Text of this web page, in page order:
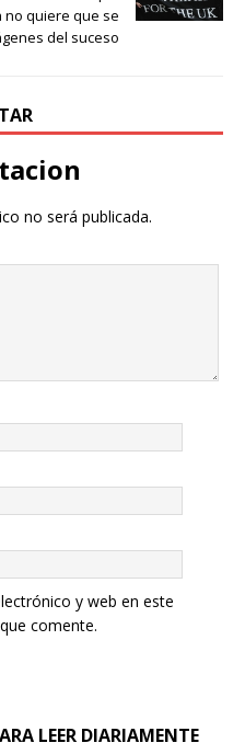
no quiere que se
del suceso
no será publicada.
y web en este
comente.
LEER DIARIAMENTE